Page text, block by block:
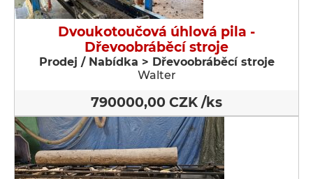
Dvoukotoučová úhlová pila -
Dřevoobráběcí stroje
Prodej / Nabídka > Dřevoobráběcí stroje
Walter
790000,00 CZK /ks